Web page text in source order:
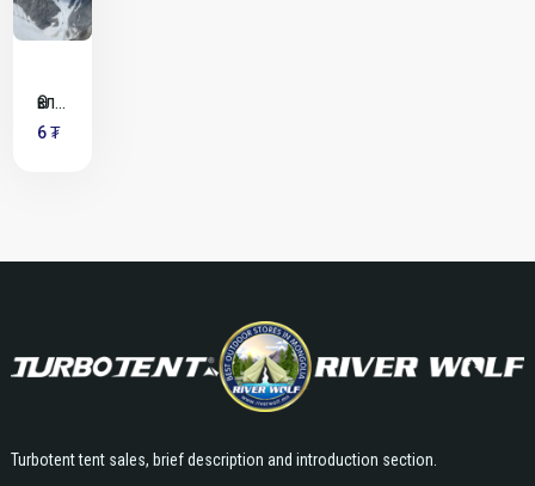
Өвлийн
майхан-
6 ₮
Turbotent tent sales, brief description and introduction section.